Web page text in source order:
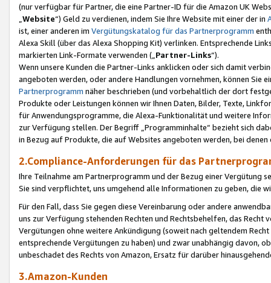
(nur verfügbar für Partner, die eine Partner-ID für die Amazon UK
Website“) Geld zu verdienen, indem Sie Ihre Website mit einer der in
ist, einer anderen im Vergütungskatalog für das Partnerprogramm
Alexa Skill (über das Alexa Shopping Kit) verlinken. Entsprechende
markierten Link-Formate verwenden („ Partner-Links“).
Wenn unsere Kunden die Partner-Links anklicken oder sich damit
angeboten werden, oder andere Handlungen vornehmen, können Sie
Partnerprogramm näher beschrieben (und vorbehaltlich der dort
Produkte oder Leistungen können wir Ihnen Daten, Bilder, Texte,
für Anwendungsprogramme, die Alexa-Funktionalität und weitere
zur Verfügung stellen. Der Begriff „Programminhalte“ bezieht sich
in Bezug auf Produkte, die auf Websites angeboten werden, bei
2.Compliance-Anforderungen für das
Ihre Teilnahme am Partnerprogramm und der Bezug einer Vergütung
Sie sind verpflichtet, uns umgehend alle Informationen zu geben, die
Für den Fall, dass Sie gegen diese Vereinbarung oder andere
uns zur Verfügung stehenden Rechten und Rechtsbehelfen, das
Vergütungen ohne weitere Ankündigung (soweit nach geltendem
entsprechende Vergütungen zu haben) und zwar unabhängig davon,
unbeschadet des Rechts von Amazon, Ersatz für darüber
3.Amazon-Kunden